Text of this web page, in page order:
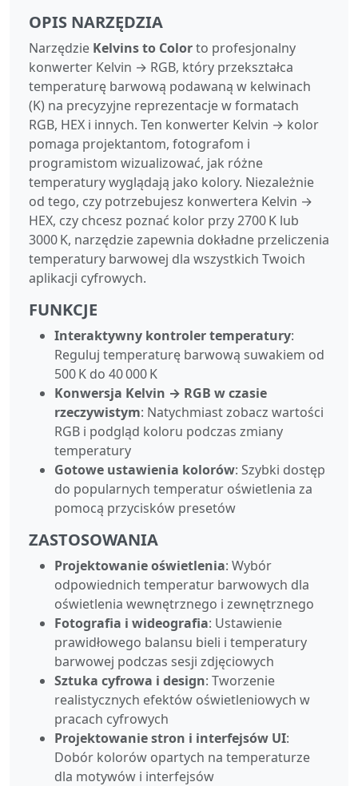
OPIS NARZĘDZIA
Narzędzie Kelvins to Colorto profesjonalny
konwerter Kelvin → RGB, który przekształca
temperaturę barwową podawaną w kelwinach
(K) na precyzyjne reprezentacje w formatach
RGB, HEX i innych. Ten konwerter Kelvin → kolor
pomaga projektantom, fotografom i
programistom wizualizować, jak różne
temperatury wyglądają jako kolory. Niezależnie
od tego, czy potrzebujesz konwertera Kelvin →
HEX, czy chcesz poznać kolor przy 2700 K lub
3000 K, narzędzie zapewnia dokładne przeliczenia
temperatury barwowej dla wszystkich Twoich
aplikacji cyfrowych.
FUNKCJE
Interaktywny kontroler temperatury:
Reguluj temperaturę barwową suwakiem od
500 K do 40 000 K
Konwersja Kelvin → RGB w czasie
rzeczywistym: Natychmiast zobacz wartości
RGB i podgląd koloru podczas zmiany
temperatury
Gotowe ustawienia kolorów: Szybki dostęp
do popularnych temperatur oświetlenia za
pomocą przycisków presetów
ZASTOSOWANIA
Projektowanie oświetlenia: Wybór
odpowiednich temperatur barwowych dla
oświetlenia wewnętrznego i zewnętrznego
Fotografia i wideografia: Ustawienie
prawidłowego balansu bieli i temperatury
barwowej podczas sesji zdjęciowych
Sztuka cyfrowa i design: Tworzenie
realistycznych efektów oświetleniowych w
pracach cyfrowych
Projektowanie stron i interfejsów UI:
Dobór kolorów opartych na temperaturze
dla motywów i interfejsów